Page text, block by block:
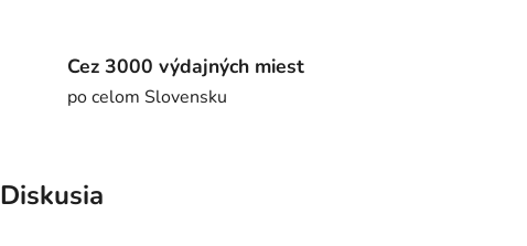
Cez 3000 výdajných miest
po celom Slovensku
Diskusia